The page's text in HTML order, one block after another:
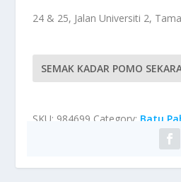
24 & 25, Jalan Universiti 2,
SEMAK KADAR POMO
SKU: 984699 Category: Batu